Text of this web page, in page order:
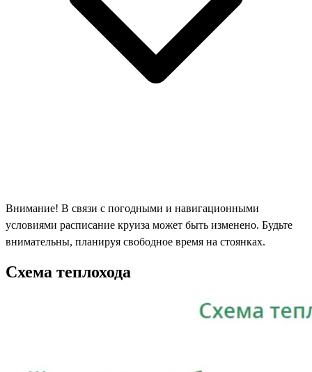
Внимание! В связи с погодными и навигационными
условиями расписание круиза может быть изменено. Будьте
внимательны, планируя свободное время на стоянках.
Схема теплохода